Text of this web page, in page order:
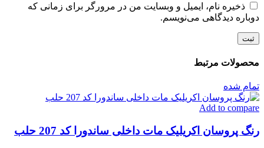
ذخیره نام، ایمیل و وبسایت من در مرورگر برای زمانی که
دوباره دیدگاهی می‌نویسم.
محصولات مرتبط
تمام شده
Add to compare
رنگ پروسان اکریلیک مات داخلی ساندورا کد 207 حلب